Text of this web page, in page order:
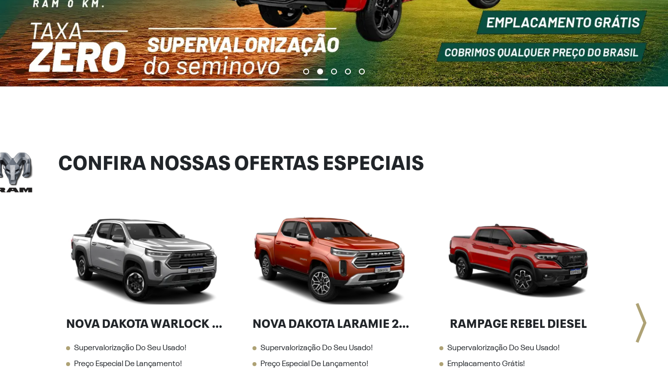
CONFIRA NOSSAS OFERTAS ESPECIAIS
NOVA DAKOTA WARLOCK 2.2 DIESEL
Supervalorização Do Seu Usado!
Preço Especial De Lançamento!
NOVA DAKOTA LARAMIE 2.2 DIESEL
Supervalorização Do Seu Usado!
Preço Especial De Lançamento!
RAMPAGE REBEL DIESEL
Supervalorização Do Seu Usado!
Emplacamento Grátis!